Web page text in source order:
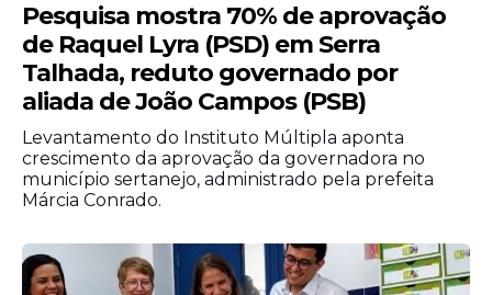
Pesquisa mostra 70% de aprovação
de Raquel Lyra (PSD) em Serra
Talhada, reduto governado por
aliada de João Campos (PSB)
Levantamento do Instituto Múltipla aponta
crescimento da aprovação da governadora no
município sertanejo, administrado pela prefeita
Márcia Conrado.